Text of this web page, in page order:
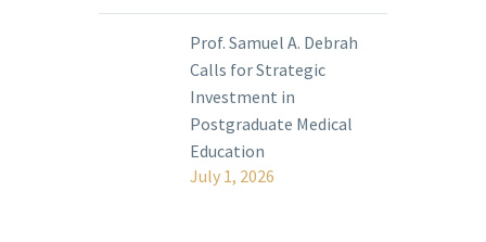
Prof. Samuel A. Debrah
Calls for Strategic
Investment in
Postgraduate Medical
Education
July 1, 2026